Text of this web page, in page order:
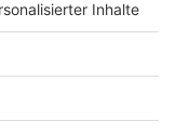
digitale
sind, können
dass man ein
eher die
Vorgang,